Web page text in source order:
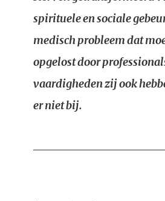
spirituele en sociale
medisch probleem dat
opgelost door
vaardigheden zij ook
er niet bij.